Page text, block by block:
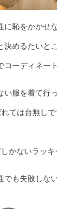
に恥をかかせ
決めるたいと
コーディネー
い服を着て行
ては台無しで
かないラッ
でも失敗しな